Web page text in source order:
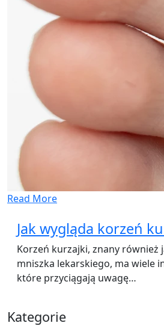
Read More
Jak wygląda korzeń
Korzeń kurzajki, znany również
mniszka lekarskiego, ma wiele
które przyciągają uwagę…
Kategorie